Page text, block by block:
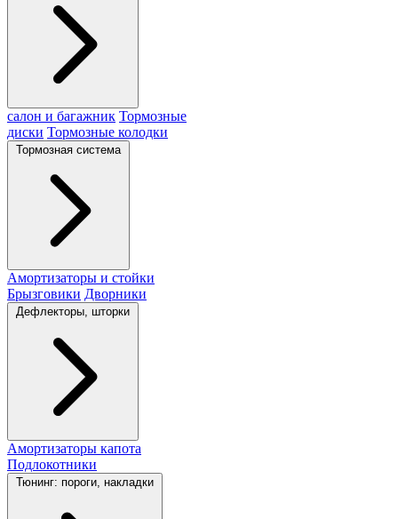
салон и багажник Тормозные
диски Тормозные колодки
Тормозная система
Амортизаторы и стойки
Брызговики Дворники
Дефлекторы, шторки
Амортизаторы капота
Подлокотники
Тюнинг: пороги, накладки